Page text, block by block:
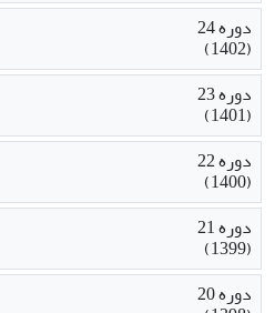
دوره 24
(1402)
دوره 23
(1401)
دوره 22
(1400)
دوره 21
(1399)
دوره 20